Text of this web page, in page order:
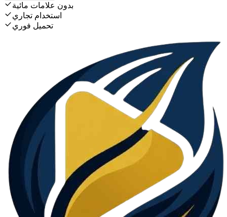
بدون علامات مائية
استخدام تجاري
تحميل فوري